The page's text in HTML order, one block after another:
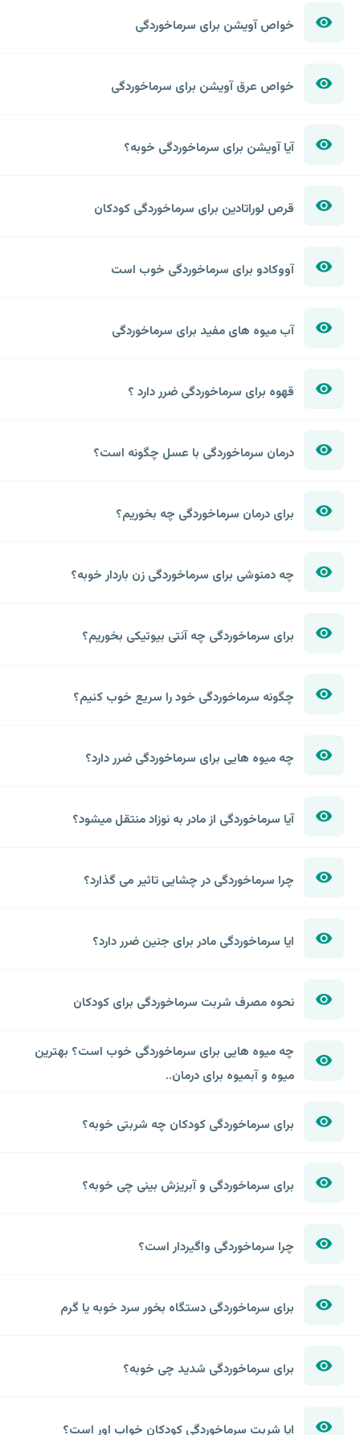
خواص آویشن برای سرماخوردگی
خواص عرق آویشن برای سرماخوردگی
آیا آویشن برای سرماخوردگی خوبه؟
قرص لوراتادین برای سرماخوردگی کودکان
آووکادو برای سرماخوردگی خوب است
آب میوه های مفید برای سرماخوردگی
قهوه برای سرماخوردگی ضرر دارد ؟
درمان سرماخوردگی با عسل چگونه است؟
برای درمان سرماخوردگی چه بخوریم؟
چه دمنوشی برای سرماخوردگی زن باردار خوبه؟
برای سرماخوردگی چه آنتی بیوتیکی بخوریم؟
چگونه سرماخوردگی خود را سریع خوب کنیم؟
چه میوه هایی برای سرماخوردگی ضرر دارد؟
آیا سرماخوردگی از مادر به نوزاد منتقل میشود؟
چرا سرماخوردگی در چشایی تاثیر می گذارد؟
ایا سرماخوردگی مادر برای جنین ضرر دارد؟
نحوه مصرف شربت سرماخوردگی برای کودکان
چه میوه هایی برای سرماخوردگی خوب است؟ بهترین
میوه و آبمیوه برای درمان..
برای سرماخوردگی کودکان چه شربتی خوبه؟
برای سرماخوردگی و آبریزش بینی چی خوبه؟
چرا سرماخوردگی واگیردار است؟
برای سرماخوردگی دستگاه بخور سرد خوبه یا گرم
برای سرماخوردگی شدید چی خوبه؟
ایا شربت سرماخوردگی کودکان خواب اور است؟